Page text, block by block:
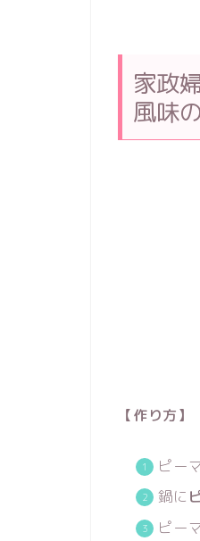
家政
風味
【作り方】
ピー
鍋に
ピー